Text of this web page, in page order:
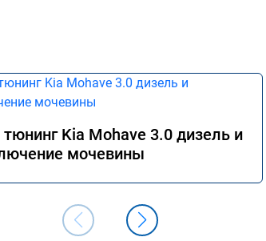
Kia Mohave 3.0 дизель и
мочевины